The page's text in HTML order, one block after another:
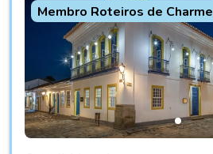
Membro Roteiros de Charme